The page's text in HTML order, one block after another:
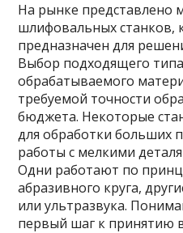
На рынке представлено
шлифовальных станков,
предназначен для
Выбор подходящего
обрабатываемого
требуемой точности
бюджета. Некоторые
для обработки больших
работы с мелкими
Одни работают по
абразивного круга,
или ультразвука.
первый шаг к принятию